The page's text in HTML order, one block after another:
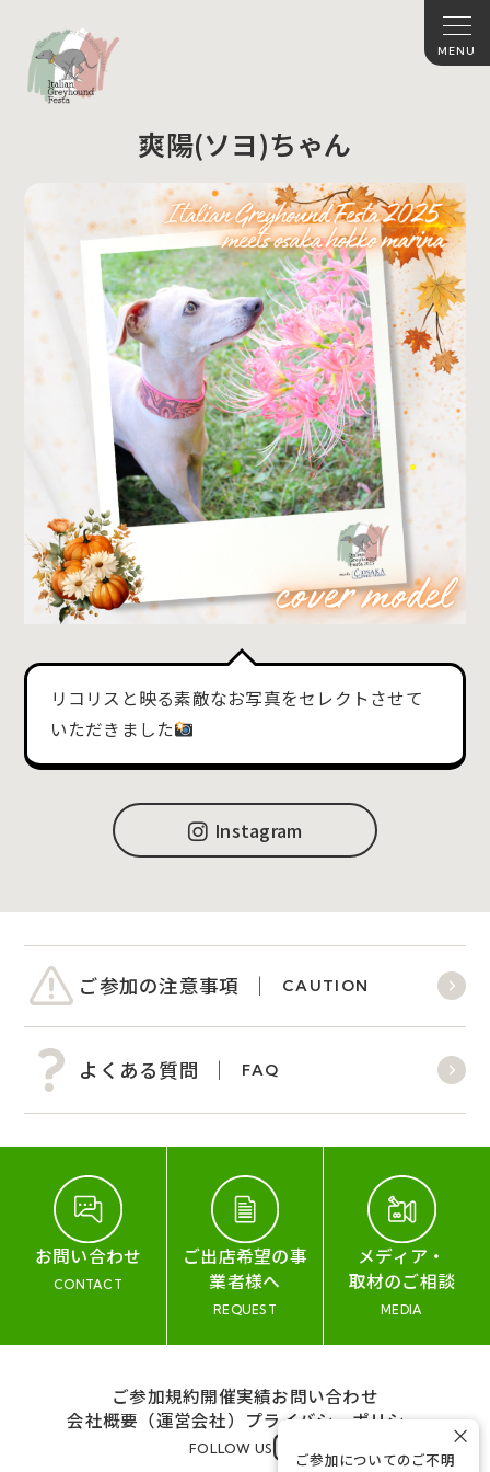
爽陽(ソヨ)ちゃん
リコリスと映る素敵なお写真をセレクトさせて
いただきました
Instagram
ご参加の注意事項 CAUTION
よくある質問 FAQ
お問い合わせ
CONTACT
ご出店希望の事
業者様へ
REQUEST
メディア・
取材のご相談
MEDIA
ご参加規約開催実績お問い合わせ
会社概要（運営会社） プライバシーポリシー
FOLLOW US
ご参加についてのご不明
×